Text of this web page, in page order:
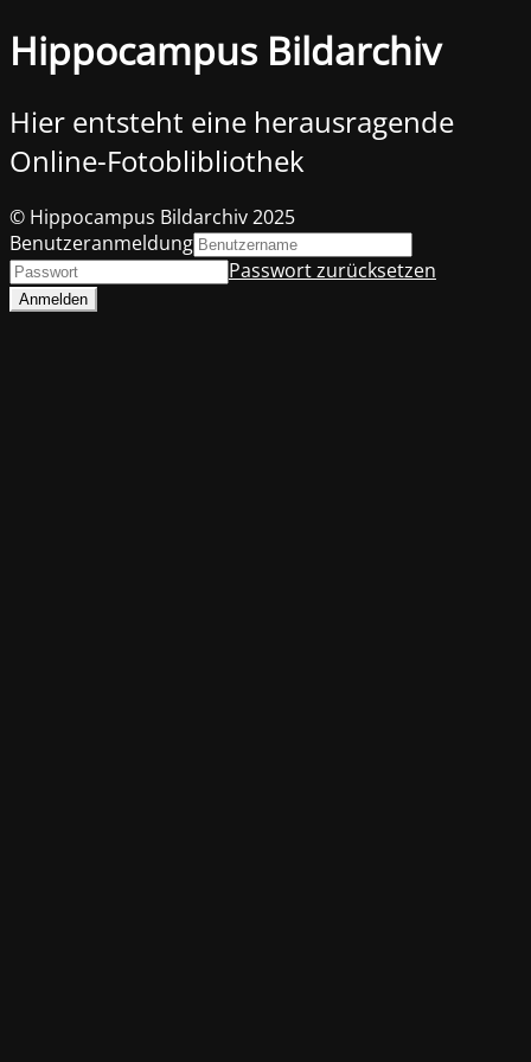
Hippocampus Bildarchiv
Hier entsteht eine herausragende
Online-Fotoblibliothek
© Hippocampus Bildarchiv 2025
Benutzeranmeldung
Passwort zurücksetzen